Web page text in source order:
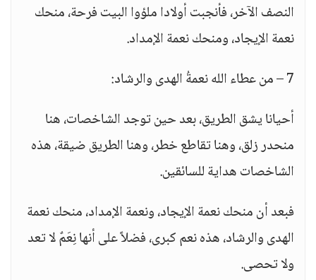
النصف الآخر، فأنجبت أولادا ملؤوا البيت فرحة، منحك
نعمة الإيجاد، ومنحك نعمة الإمداد.
7 – من عطاء الله نعمةُ الهدى والرشاد:
أحيانا يشق الطريق، بعد حين توجد الشاخصات، هنا
منحدر زلق، وهنا تقاطع خطر، وهنا الطريق ضيقة، هذه
الشاخصات هداية للسائقين.
فبعد أن منحك نعمة الإيجاد، ونعمة الإمداد، منحك نعمة
الهدى والرشاد، هذه نعم كبرى، فضلاً على أنها نِعَمٌ لا تعد
ولا تحصى.